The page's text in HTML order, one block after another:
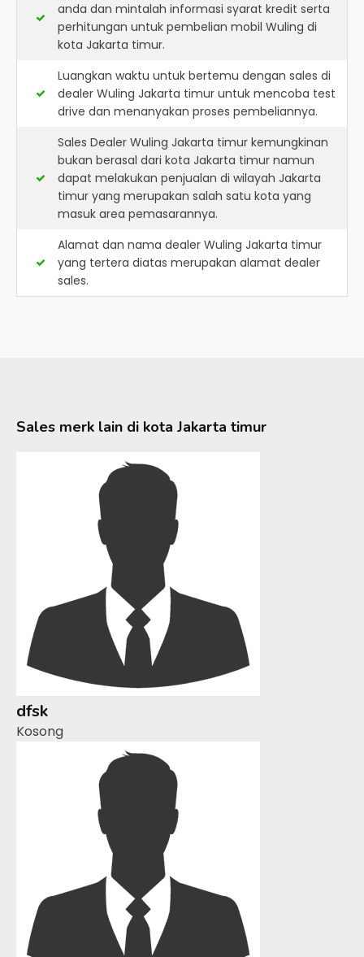
anda dan mintalah informasi syarat kredit serta
perhitungan untuk pembelian mobil Wuling di
kota Jakarta timur.
Luangkan waktu untuk bertemu dengan sales di
dealer Wuling Jakarta timur untuk mencoba test
drive dan menanyakan proses pembeliannya.
Sales Dealer Wuling Jakarta timur kemungkinan
bukan berasal dari kota Jakarta timur namun
dapat melakukan penjualan di wilayah Jakarta
timur yang merupakan salah satu kota yang
masuk area pemasarannya.
Alamat dan nama dealer Wuling Jakarta timur
yang tertera diatas merupakan alamat dealer
sales.
Sales merk lain di kota Jakarta timur
dfsk
Kosong